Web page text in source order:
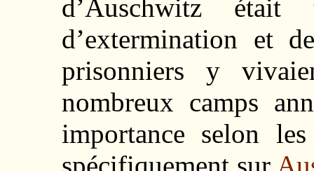
d’Auschwitz
d’extermination et
prisonniers y
nombreux camps
importance selon
spécifiquement sur